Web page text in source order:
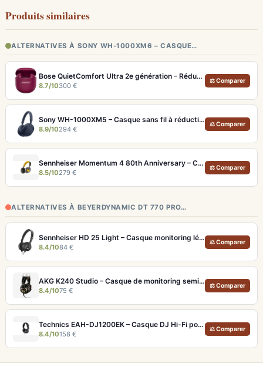
Produits similaires
ALTERNATIVES À SONY WH-1000XM6 – CASQUE…
Bose QuietComfort Ultra 2e génération – Réduction de bruit absolue et qualité d'appel IA
8.7/10300 €
⚖ Comparer
Sony WH-1000XM5 – Casque sans fil à réduction de bruit active et Hi-Res LDAC
8.9/10294 €
⚖ Comparer
Sennheiser Momentum 4 80th Anniversary – Casque Bluetooth édition limitée 60h
8.5/10279 €
⚖ Comparer
ALTERNATIVES À BEYERDYNAMIC DT 770 PRO…
Sennheiser HD 25 Light – Casque monitoring léger 140g pour DJ et studio
8.4/1084 €
⚖ Comparer
AKG K240 Studio – Casque de monitoring semi-ouvert de référence
8.4/1075 €
⚖ Comparer
Technics EAH-DJ1200EK – Casque DJ Hi-Fi pour monitoring précis
8.4/10158 €
⚖ Comparer